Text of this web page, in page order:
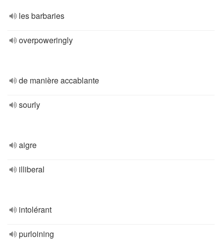
les barbaries
overpoweringly
de manière accablante
sourly
aigre
illiberal
intolérant
purloining